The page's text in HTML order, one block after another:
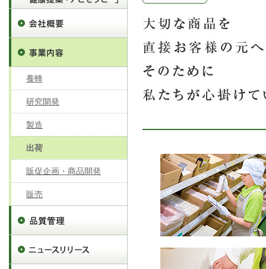
養蜂
研究開発
製造
出荷
販促企画・商品開発
販売